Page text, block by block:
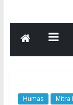
Desa Alue Bilie,
Humas Mitra